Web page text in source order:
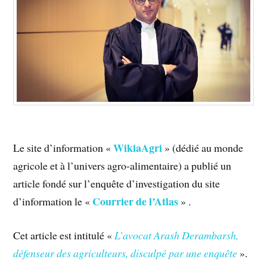
Le site d’information «WikiaAgri » (dédié au monde
agricole et à l’univers agro-alimentaire) a publié un
article fondé sur l’enquête d’investigation du site
d’information le « Courrier de l’Atlas » .
Cet article est intitulé « L’avocat Arash Derambarsh,
défenseur des agriculteurs, disculpé par une enquête ».